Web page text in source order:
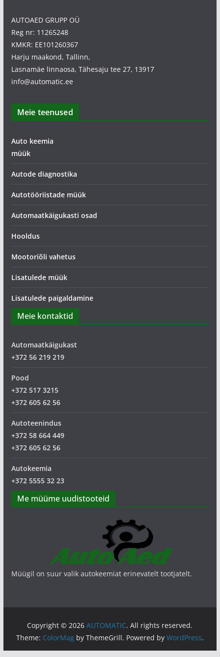
AUTOAED GRUPP OÜ
Reg nr: 11265248
KMKR: EE101260367
Harju maakond, Tallinn,
Lasnamäe linnaosa, Tähesaju tee 27, 13917
info@automatic.ee
Meie teenused
Auto keemia
müük
Autode diagnostika
Autotööriistade müük
Automaatkäigukasti osad
Hooldus
Mootoriõli vahetus
Lisatulede müük
Lisatulede paigaldamine
Meie kontaktid
Automaatkäigukast
+372 56 219 219
Pood
+372 517 3215
+372 605 62 56
Autoteenindus
+372 58 664 449
+372 605 62 56
Autokeemia
+372 5555 32 23
Me müüme uudistooteid
Müügil on suur valik autokeemiat erinevatelt tootjatelt.
Copyright © 2026AUTOMATIC. All rights reserved.
Theme: ColorMagby ThemeGrill. Powered by WordPress.